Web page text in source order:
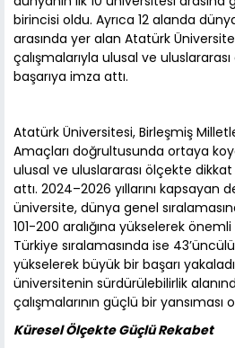
birincisi oldu. Ayrıca 12 alanda
arasında yer alan Atatürk
çalışmalarıyla ulusal ve
başarıya imza attı.
Atatürk Üniversitesi, Birleşmiş
Amaçları doğrultusunda ortaya
ulusal ve uluslararası ölçekte
attı. 2024–2026 yıllarını kapsayan
üniversite, dünya genel
101-200 aralığına yükselerek
Türkiye sıralamasında ise
yükselerek büyük bir başarı
üniversitenin sürdürülebilirlik
çalışmalarının güçlü bir
Küresel Ölçekte Güçlü Rekabet